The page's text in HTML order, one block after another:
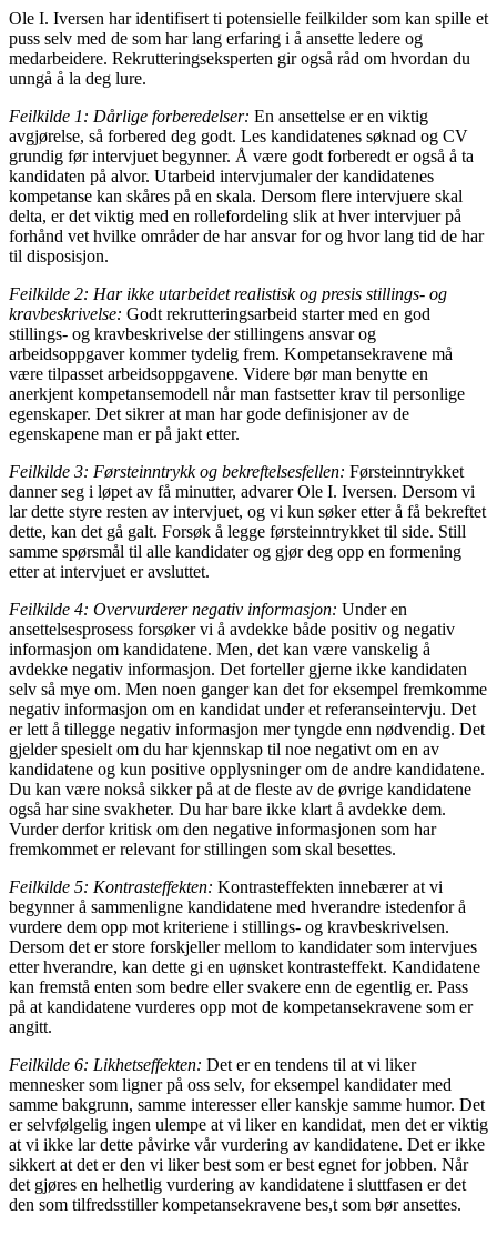
Ole I. Iversen har identifisert ti potensielle feilkilder som kan spille et
puss selv med de som har lang erfaring i å ansette ledere og
medarbeidere. Rekrutteringseksperten gir også råd om hvordan du
unngå å la deg lure.
Feilkilde 1: Dårlige forberedelser: En ansettelse er en viktig
avgjørelse, så forbered deg godt. Les kandidatenes søknad og CV
grundig før intervjuet begynner. Å være godt forberedt er også å ta
kandidaten på alvor. Utarbeid intervjumaler der kandidatenes
kompetanse kan skåres på en skala. Dersom flere intervjuere skal
delta, er det viktig med en rollefordeling slik at hver intervjuer på
forhånd vet hvilke områder de har ansvar for og hvor lang tid de har
til disposisjon.
Feilkilde 2: Har ikke utarbeidet realistisk og presis stillings- og
kravbeskrivelse: Godt rekrutteringsarbeid starter med en god
stillings- og kravbeskrivelse der stillingens ansvar og
arbeidsoppgaver kommer tydelig frem. Kompetansekravene må
være tilpasset arbeidsoppgavene. Videre bør man benytte en
anerkjent kompetansemodell når man fastsetter krav til personlige
egenskaper. Det sikrer at man har gode definisjoner av de
egenskapene man er på jakt etter.
Feilkilde 3: Førsteinntrykk og bekreftelsesfellen: Førsteinntrykket
danner seg i løpet av få minutter, advarer Ole I. Iversen. Dersom vi
lar dette styre resten av intervjuet, og vi kun søker etter å få bekreftet
dette, kan det gå galt. Forsøk å legge førsteinntrykket til side. Still
samme spørsmål til alle kandidater og gjør deg opp en formening
etter at intervjuet er avsluttet.
Feilkilde 4: Overvurderer negativ informasjon: Under en
ansettelsesprosess forsøker vi å avdekke både positiv og negativ
informasjon om kandidatene. Men, det kan være vanskelig å
avdekke negativ informasjon. Det forteller gjerne ikke kandidaten
selv så mye om. Men noen ganger kan det for eksempel fremkomme
negativ informasjon om en kandidat under et referanseintervju. Det
er lett å tillegge negativ informasjon mer tyngde enn nødvendig. Det
gjelder spesielt om du har kjennskap til noe negativt om en av
kandidatene og kun positive opplysninger om de andre kandidatene.
Du kan være nokså sikker på at de fleste av de øvrige kandidatene
også har sine svakheter. Du har bare ikke klart å avdekke dem.
Vurder derfor kritisk om den negative informasjonen som har
fremkommet er relevant for stillingen som skal besettes.
Feilkilde 5: Kontrasteffekten: Kontrasteffekten innebærer at vi
begynner å sammenligne kandidatene med hverandre istedenfor å
vurdere dem opp mot kriteriene i stillings- og kravbeskrivelsen.
Dersom det er store forskjeller mellom to kandidater som intervjues
etter hverandre, kan dette gi en uønsket kontrasteffekt. Kandidatene
kan fremstå enten som bedre eller svakere enn de egentlig er. Pass
på at kandidatene vurderes opp mot de kompetansekravene som er
angitt.
Feilkilde 6: Likhetseffekten: Det er en tendens til at vi liker
mennesker som ligner på oss selv, for eksempel kandidater med
samme bakgrunn, samme interesser eller kanskje samme humor. Det
er selvfølgelig ingen ulempe at vi liker en kandidat, men det er viktig
at vi ikke lar dette påvirke vår vurdering av kandidatene. Det er ikke
sikkert at det er den vi liker best som er best egnet for jobben. Når
det gjøres en helhetlig vurdering av kandidatene i sluttfasen er det
den som tilfredsstiller kompetansekravene bes,t som bør ansettes.